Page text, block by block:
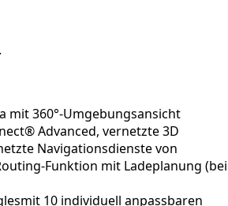
mit 360°-Umgebungsansicht
Advanced, vernetzte 3D
Navigationsdienste von
Funktion mit Ladeplanung (bei
10 individuell anpassbaren